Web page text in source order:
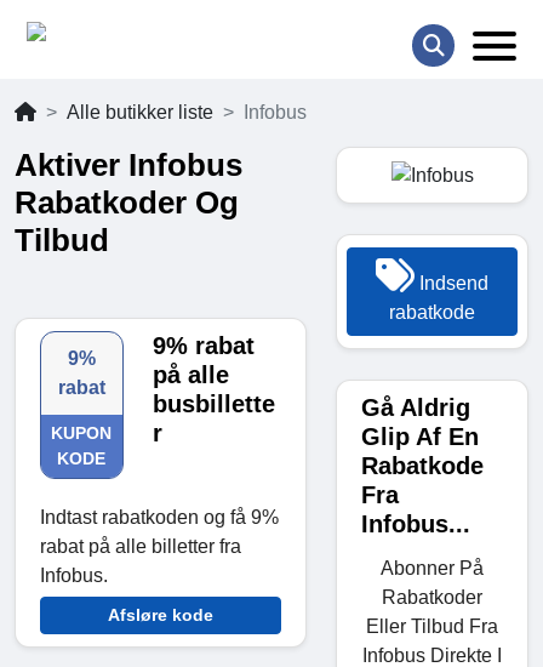
Alle butikker liste Infobus
Aktiver Infobus
Rabatkoder Og
Tilbud
9%
rabat
KUPON
KODE
9% rabat
på alle
busbillette
r
Indtast rabatkoden og få 9%
rabat på alle billetter fra
Infobus.
Afsløre kode
Indsend
rabatkode
Gå Aldrig
Glip Af En
Rabatkode
Fra
Infobus...
Abonner På
Rabatkoder
Eller Tilbud Fra
Infobus Direkte I